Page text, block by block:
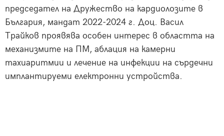
председател на Дружество на кардиолозите в
България, мандат 2022-2024 г. Доц. Васил
Трайков проявява особен интерес в областта на
механизмите на ПМ, аблация на камерни
тахиаритмии и лечение на инфекции на сърдечни
имплантируеми електронни устройства.